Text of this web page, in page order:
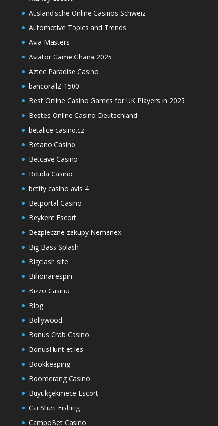
Ausländische Online Casinos Schweiz
Automotive Topics and Trends
Avia Masters
Aviator Game Ghana 2025
Aztec Paradise Casino
bancorallZ 1500
Best Online Casino Games for UK Players in 2025
Bestes Online Casino Deutschland
betalice-casino.cz
Betano Casino
Betcave Casino
Betida Casino
betify casino avis 4
Betportal Casino
Beykent Escort
Bezpieczne zakupy Nemanex
Big Bass Splash
Bigclash site
Billionairespin
Bizzo Casino
Blog
Bollywood
Bonus Crab Casino
BonusHunt et les
Bookkeeping
Boomerang Casino
Büyükçekmece Escort
Cai Shen Fishing
CampoBet Casino